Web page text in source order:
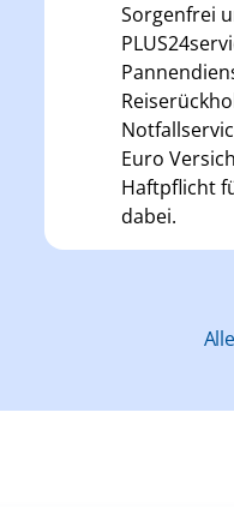
Sorgenfrei
Euro
Haftpflicht
dabei.